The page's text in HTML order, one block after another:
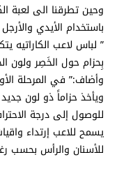
وحين تطرقنا الى لعبة
باستخدام الأيدي
” لباس لاعب
بِحزام حول الخَصِر ولون
وأضاف:” في المرحلة
ويأخذ حزاماً ذو لون
للوصول إلى درجة
يسمح للاعب إرتداء
للأسنان والرأس بحسب